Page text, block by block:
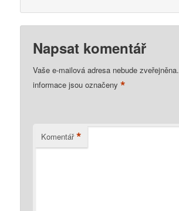
Napsat komentář
Vaše e-mailová adresa nebude zveřejněna.
informace jsou označeny*
Komentář *